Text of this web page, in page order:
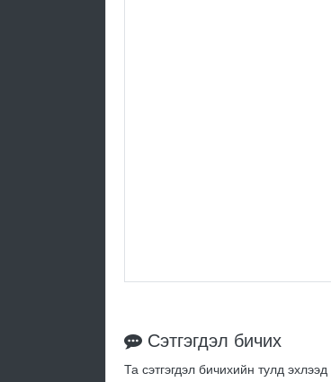
Сэтгэгдэл бичих
Та сэтгэгдэл бичихийн тулд эхлээд